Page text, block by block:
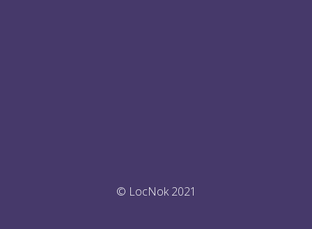
© LocNok 2021